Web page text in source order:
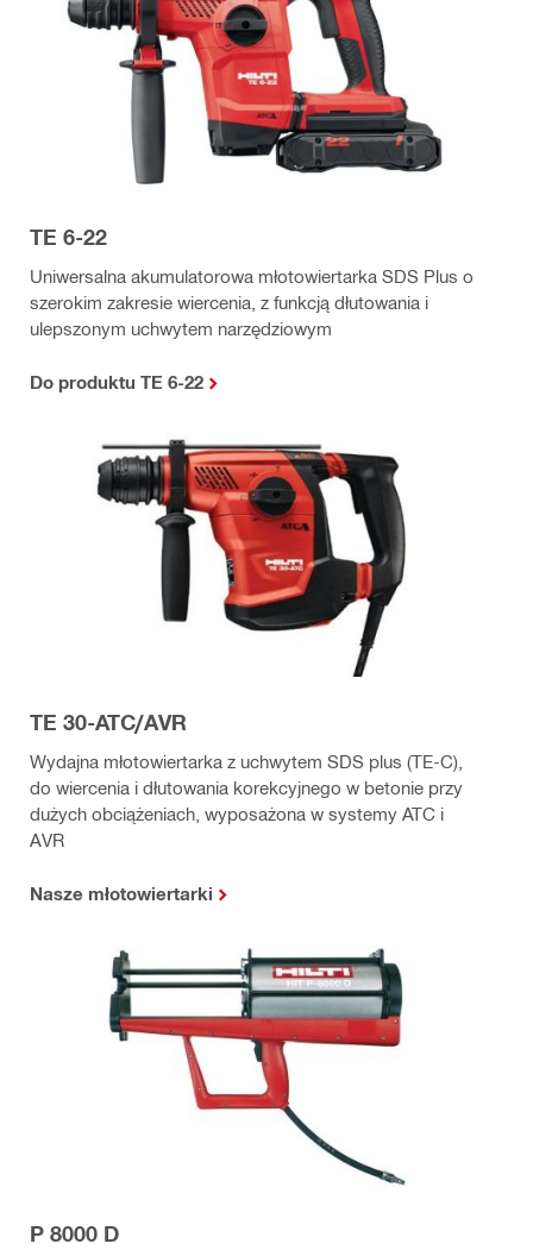
TE 6-22
Uniwersalna akumulatorowa młotowiertarka SDS Plus o
szerokim zakresie wiercenia, z funkcją dłutowania i
ulepszonym uchwytem narzędziowym
Do produktu TE 6-22
TE 30-ATC/AVR
Wydajna młotowiertarka z uchwytem SDS plus (TE-C),
do wiercenia i dłutowania korekcyjnego w betonie przy
dużych obciążeniach, wyposażona w systemy ATC i
AVR
Nasze młotowiertarki
P 8000 D